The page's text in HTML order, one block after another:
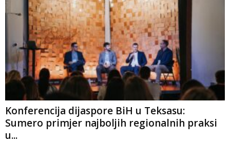
Konferencija dijaspore BiH u Teksasu:
Sumero primjer najboljih regionalnih praksi
u...